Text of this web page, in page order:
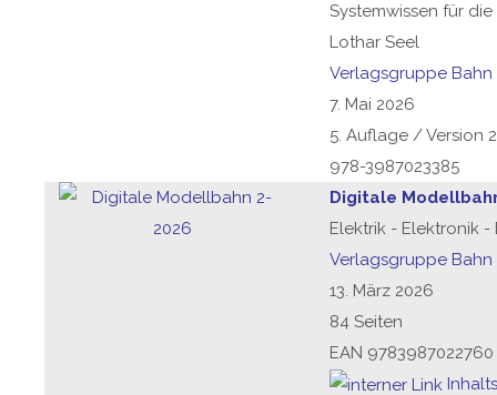
Systemwissen für
Lothar Seel
Verlagsgruppe Bahn
7. Mai 2026
5. Auflage / Version
978-3987023385
Digitale
Elektrik - Elektronik
Verlagsgruppe Bahn
13. März 2026
84 Seiten
EAN 9783987022760